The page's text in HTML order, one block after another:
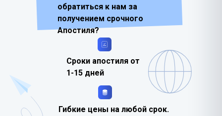
обратиться к нам за
получением срочного
Апостиля?
Сроки апостиля от
1-15 дней
Гибкие цены на любой срок.